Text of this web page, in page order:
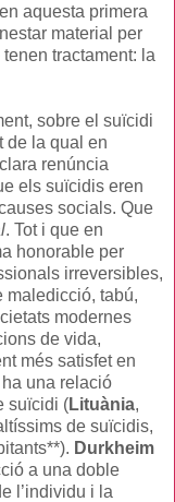
aquesta primera
material per
tractament: la
sobre el suïcidi
de la qual en
renúncia
els suïcidis eren
socials. Que
. Tot i que en
honorable per
irreversibles,
maledicció, tabú,
modernes
de vida,
més satisfet en
una relació
suïcidi (Lituània,
de suïcidis,
Durkheim
a una doble
l’individu i la